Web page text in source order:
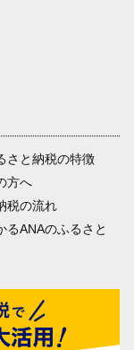
さと納税の特徴
方へ
税の流れ
るANAのふるさと